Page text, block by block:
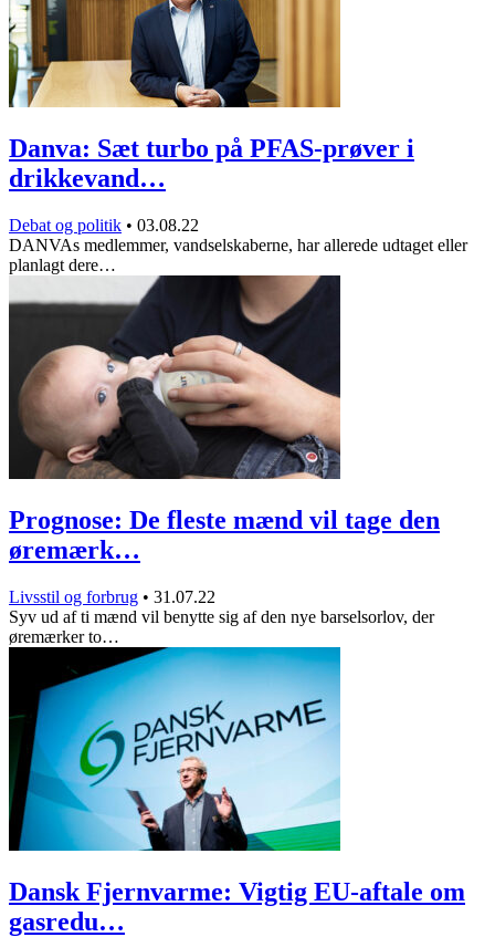
Danva: Sæt turbo på PFAS-prøver i
drikkevand…
Debat og politik • 03.08.22
DANVAs medlemmer, vandselskaberne, har allerede udtaget eller
planlagt dere…
Prognose: De fleste mænd vil tage den
øremærk…
Livsstil og forbrug • 31.07.22
Syv ud af ti mænd vil benytte sig af den nye barselsorlov, der
øremærker to…
Dansk Fjernvarme: Vigtig EU-aftale om
gasredu…